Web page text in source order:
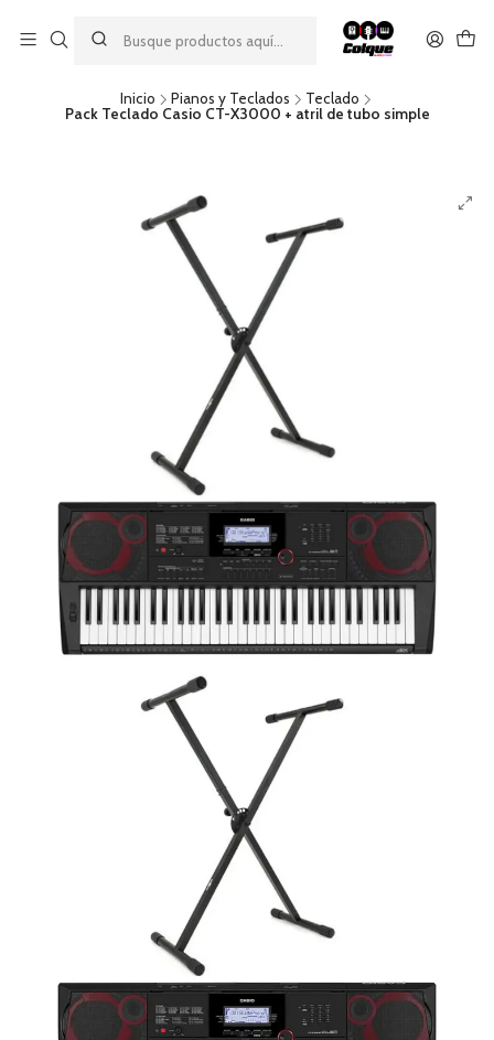
descuento por pago con transferencia bancaria
por una compra mínima de $49.990. Este descuento no es
acumulable a otras promociones ni aplicable a gastos de envío.
Inicio Pianos y Teclados
Teclado
Pack Teclado Casio CT-X3000 + atril de tubo simple